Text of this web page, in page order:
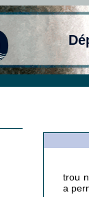
trou
a